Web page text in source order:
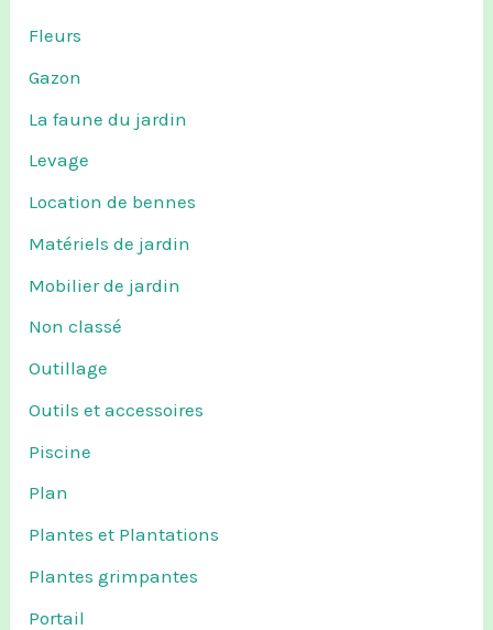
Fleurs
Gazon
La faune du jardin
Levage
Location de bennes
Matériels de jardin
Mobilier de jardin
Non classé
Outillage
Outils et accessoires
Piscine
Plan
Plantes et Plantations
Plantes grimpantes
Portail